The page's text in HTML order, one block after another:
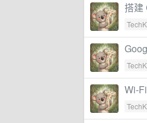
搭建
Wi-